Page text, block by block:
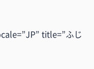
title=”ふじ